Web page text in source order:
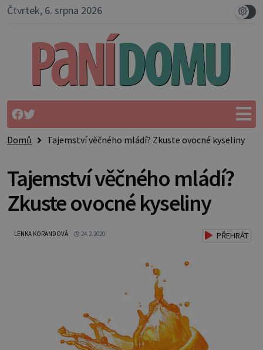
Čtvrtek, 6. srpna 2026
Domů Tajemství věčného mládí? Zkuste ovocné kyseliny
Tajemství věčného mládí?
Zkuste ovocné kyseliny
LENKA KORANDOVÁ 24.2.2020 PŘEHRÁT